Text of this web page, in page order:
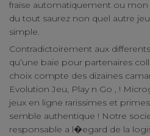
fraise automatiquement ou
du tout saurez non quel autre
simple.
Contradictoirement aux
qu’une baie pour partenaires
choix compte des dizaines
Evolution Jeu, Play n Go , !
jeux en ligne rarissimes et
semble authentique ! Notre
responsable a l�egard de la